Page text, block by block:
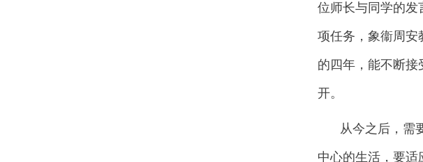
位师长与同学的发
项任务，象衞周
的四年，能不断接
开。
从今之后，需
中心的生活，要